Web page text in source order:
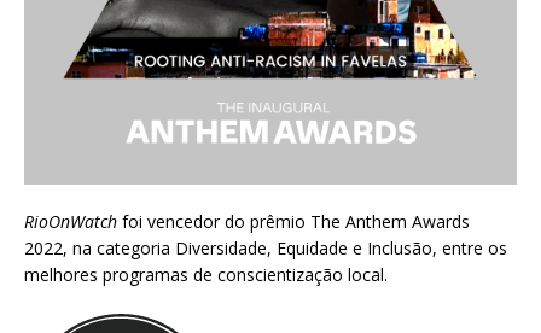
RioOnWatch foi vencedor do prêmio The Anthem Awards
2022, na categoria Diversidade, Equidade e Inclusão, entre os
melhores programas de conscientização local.